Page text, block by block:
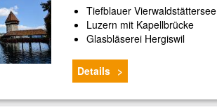
Tiefblauer Vierwaldstättersee
Luzern mit Kapellbrücke
Glasbläserei Hergiswil
Details